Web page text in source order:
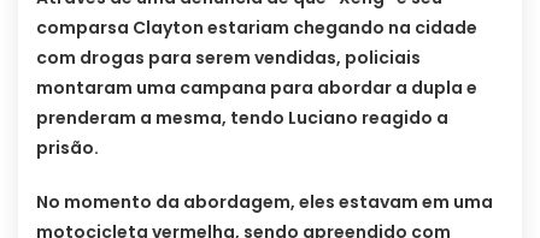
comparsa Clayton estariam chegando na cidade
com drogas para serem vendidas, policiais
montaram uma campana para abordar a dupla e
prenderam a mesma, tendo Luciano reagido a
prisão.
No momento da abordagem, eles estavam em uma
motocicleta vermelha, sendo apreendido com